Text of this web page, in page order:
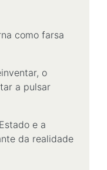
como farsa
o
a pulsar
e a
da realidade